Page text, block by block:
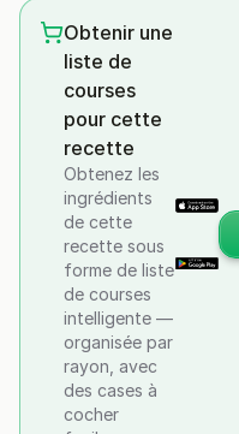
Obtenir une
liste de
courses
pour cette
recette
Obtenez les
ingrédients
de cette
recette sous
forme de liste
de courses
intelligente —
organisée par
rayon, avec
des cases à
cocher